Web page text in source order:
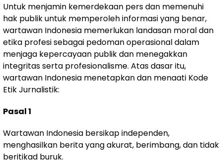
Untuk menjamin kemerdekaan pers dan memenuhi
hak publik untuk memperoleh informasi yang benar,
wartawan Indonesia memerlukan landasan moral dan
etika profesi sebagai pedoman operasional dalam
menjaga kepercayaan publik dan menegakkan
integritas serta profesionalisme. Atas dasar itu,
wartawan Indonesia menetapkan dan menaati Kode
Etik Jurnalistik:
Pasal 1
Wartawan Indonesia bersikap independen,
menghasilkan berita yang akurat, berimbang, dan tidak
beritikad buruk.